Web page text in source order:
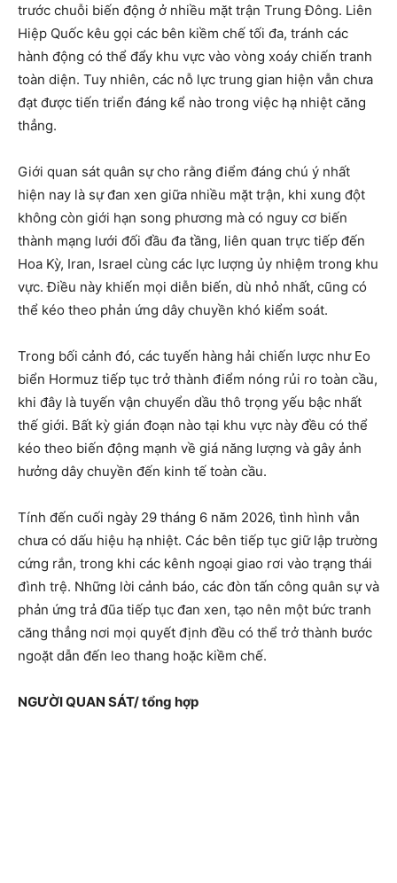
trước chuỗi biến động ở nhiều mặt trận Trung Đông. Liên
Hiệp Quốc kêu gọi các bên kiềm chế tối đa, tránh các
hành động có thể đẩy khu vực vào vòng xoáy chiến tranh
toàn diện. Tuy nhiên, các nỗ lực trung gian hiện vẫn chưa
đạt được tiến triển đáng kể nào trong việc hạ nhiệt căng
thẳng.
Giới quan sát quân sự cho rằng điểm đáng chú ý nhất
hiện nay là sự đan xen giữa nhiều mặt trận, khi xung đột
không còn giới hạn song phương mà có nguy cơ biến
thành mạng lưới đối đầu đa tầng, liên quan trực tiếp đến
Hoa Kỳ, Iran, Israel cùng các lực lượng ủy nhiệm trong khu
vực. Điều này khiến mọi diễn biến, dù nhỏ nhất, cũng có
thể kéo theo phản ứng dây chuyền khó kiểm soát.
Trong bối cảnh đó, các tuyến hàng hải chiến lược như Eo
biển Hormuz tiếp tục trở thành điểm nóng rủi ro toàn cầu,
khi đây là tuyến vận chuyển dầu thô trọng yếu bậc nhất
thế giới. Bất kỳ gián đoạn nào tại khu vực này đều có thể
kéo theo biến động mạnh về giá năng lượng và gây ảnh
hưởng dây chuyền đến kinh tế toàn cầu.
Tính đến cuối ngày 29 tháng 6 năm 2026, tình hình vẫn
chưa có dấu hiệu hạ nhiệt. Các bên tiếp tục giữ lập trường
cứng rắn, trong khi các kênh ngoại giao rơi vào trạng thái
đình trệ. Những lời cảnh báo, các đòn tấn công quân sự và
phản ứng trả đũa tiếp tục đan xen, tạo nên một bức tranh
căng thẳng nơi mọi quyết định đều có thể trở thành bước
ngoặt dẫn đến leo thang hoặc kiềm chế.
NGƯỜI QUAN SÁT/ tổng hợp